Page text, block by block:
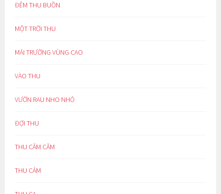
ĐÊM THU BUỒN
MỘT TRỜI THU
MÁI TRƯỜNG VÙNG CAO
VÀO THU
VƯỜN RAU NHO NHỎ
ĐỢI THU
THU CĂM CĂM
THU CẢM